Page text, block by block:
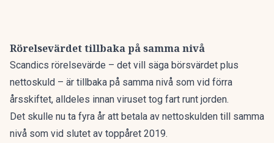
Rörelsevärdet tillbaka på samma nivå
Scandics rörelsevärde – det vill säga börsvärdet plus
nettoskuld – är tillbaka på samma nivå som vid förra
årsskiftet, alldeles innan viruset tog fart runt jorden.
Det skulle nu ta fyra år att betala av nettoskulden till samma
nivå som vid slutet av toppåret 2019.